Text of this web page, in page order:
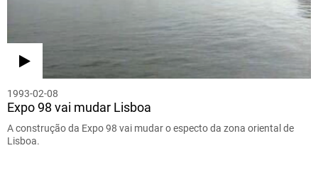
1993-02-08
Expo 98 vai mudar Lisboa
A construção da Expo 98 vai mudar o especto da zona oriental de
Lisboa.